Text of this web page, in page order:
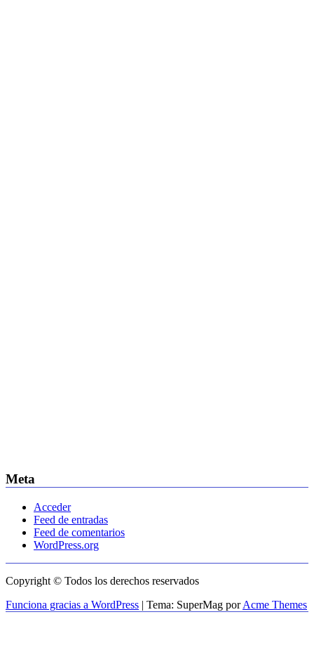
Meta
Acceder
Feed de entradas
Feed de comentarios
WordPress.org
Copyright © Todos los derechos reservados
Funciona gracias a WordPress | Tema: SuperMag porAcme Themes